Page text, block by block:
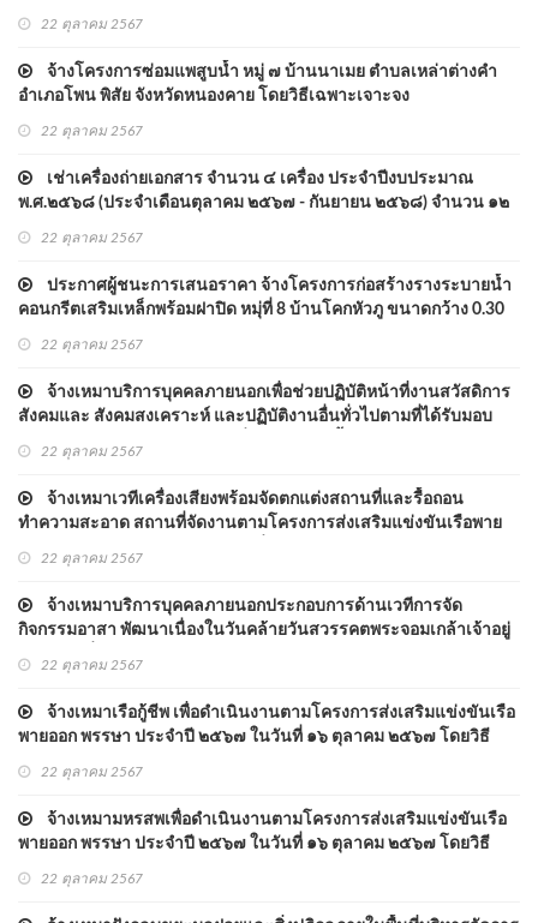
22 ตุลาคม 2567
จ้างโครงการซ่อมแพสูบน้ำ หมู่ ๗ บ้านนาเมย ตำบลเหล่าต่างคำ
อำเภอโพน พิสัย จังหวัดหนองคาย โดยวิธีเฉพาะเจาะจง
22 ตุลาคม 2567
เช่าเครื่องถ่ายเอกสาร จำนวน ๔ เครื่อง ประจำปีงบประมาณ
พ.ศ.๒๕๖๘ (ประจำเดือนตุลาคม ๒๕๖๗ - กันยายน ๒๕๖๘) จำนวน ๑๒
22 ตุลาคม 2567
ประกาศผู้ชนะการเสนอราคา จ้างโครงการก่อสร้างรางระบายน้ำ
คอนกรีตเสริมเหล็กพร้อมฝาปิด หมุ่ที่ 8 บ้านโคกหัวภู ขนาดกว้าง 0.30
22 ตุลาคม 2567
จ้างเหมาบริการบุคคลภายนอกเพื่อช่วยปฏิบัติหน้าที่งานสวัสดิการ
สังคมและ สังคมสงเคราะห์ และปฏิบัติงานอื่นทั่วไปตามที่ได้รับมอบ
๓๐ พฤศจิกายน ๒๕๖๗ โดยวิธีเฉพาะเจาะจง
22 ตุลาคม 2567
จ้างเหมาเวทีเครื่องเสียงพร้อมจัดตกแต่งสถานที่และรื้อถอน
ทำความสะอาด สถานที่จัดงานตามโครงการส่งเสริมแข่งขันเรือพาย
เจาะจง
22 ตุลาคม 2567
จ้างเหมาบริการบุคคลภายนอกประกอบการด้านเวทีการจัด
กิจกรรมอาสา พัฒนาเนื่องในวันคล้ายวันสวรรคตพระจอมเกล้าเจ้าอยู่
22 ตุลาคม 2567
จ้างเหมาเรือกู้ชีพ เพื่อดำเนินงานตามโครงการส่งเสริมแข่งขันเรือ
พายออก พรรษา ประจำปี ๒๕๖๗ ในวันที่ ๑๖ ตุลาคม ๒๕๖๗ โดยวิธี
22 ตุลาคม 2567
จ้างเหมามหรสพเพื่อดำเนินงานตามโครงการส่งเสริมแข่งขันเรือ
พายออก พรรษา ประจำปี ๒๕๖๗ ในวันที่ ๑๖ ตุลาคม ๒๕๖๗ โดยวิธี
22 ตุลาคม 2567